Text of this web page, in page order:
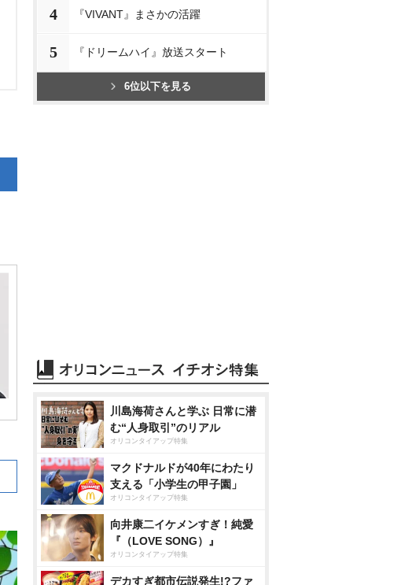
4 『VIVANT』まさかの活躍
5 『ドリームハイ』放送スタート
6位以下を見る
川島海荷さんと学ぶ 日常に潜
む“人身取引”のリアル
オリコンタイアップ特集
マクドナルドが40年にわたり
支える「小学生の甲子園」
オリコンタイアップ特集
向井康二イケメンすぎ！純愛
『（LOVE SONG）』
オリコンタイアップ特集
デカすぎ都市伝説発生!?ファ